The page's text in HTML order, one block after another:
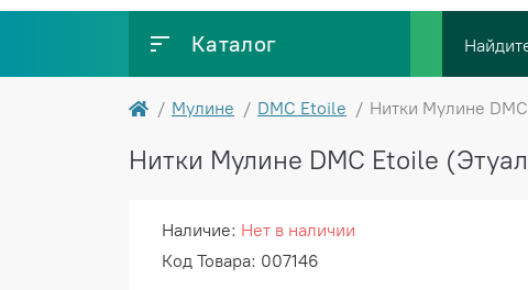
Каталог
Мулине DMC Etoile Нитки Мулине
Нитки Мулине DMC Etoile
Наличие: Нет в наличии
Код Товара: 007146